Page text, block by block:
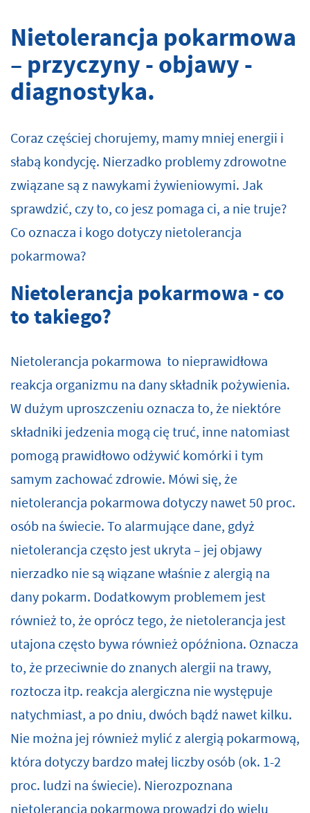
Nietolerancja pokarmowa
– przyczyny - objawy -
diagnostyka.
Coraz częściej chorujemy, mamy mniej energii i
słabą kondycję. Nierzadko problemy zdrowotne
związane są z nawykami żywieniowymi. Jak
sprawdzić, czy to, co jesz pomaga ci, a nie truje?
Co oznacza i kogo dotyczy nietolerancja
pokarmowa?
Nietolerancja pokarmowa - co
to takiego?
Nietolerancja pokarmowa to nieprawidłowa
reakcja organizmu na dany składnik pożywienia.
W dużym uproszczeniu oznacza to, że niektóre
składniki jedzenia mogą cię truć, inne natomiast
pomogą prawidłowo odżywić komórki i tym
samym zachować zdrowie. Mówi się, że
nietolerancja pokarmowa dotyczy nawet 50 proc.
osób na świecie. To alarmujące dane, gdyż
nietolerancja często jest ukryta – jej objawy
nierzadko nie są wiązane właśnie z alergią na
dany pokarm. Dodatkowym problemem jest
również to, że oprócz tego, że nietolerancja jest
utajona często bywa również opóźniona. Oznacza
to, że przeciwnie do znanych alergii na trawy,
roztocza itp. reakcja alergiczna nie występuje
natychmiast, a po dniu, dwóch bądź nawet kilku.
Nie można jej również mylić z alergią pokarmową,
która dotyczy bardzo małej liczby osób (ok. 1-2
proc. ludzi na świecie). Nierozpoznana
nietolerancja pokarmowa prowadzi do wielu